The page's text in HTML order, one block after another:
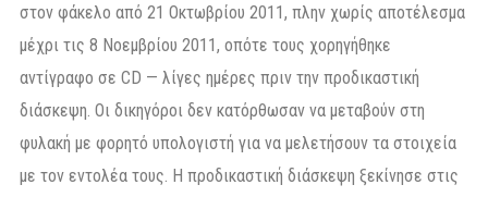
στον φάκελο από 21 Οκτωβρίου 2011, πλην χωρίς αποτέλεσμα
μέχρι τις 8 Νοεμβρίου 2011, οπότε τους χορηγήθηκε
αντίγραφο σε CD — λίγες ημέρες πριν την προδικαστική
διάσκεψη. Οι δικηγόροι δεν κατόρθωσαν να μεταβούν στη
φυλακή με φορητό υπολογιστή για να μελετήσουν τα στοιχεία
με τον εντολέα τους. Η προδικαστική διάσκεψη ξεκίνησε στις